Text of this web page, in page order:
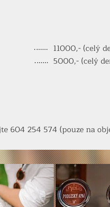
11000,- (celý
5000,- (celý
604 254 574 (pouze na